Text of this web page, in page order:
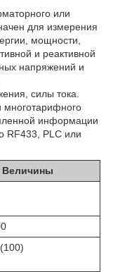
или
для измерения
мощности,
и реактивной
напряжений и
силы тока.
многотарифного
информации
RF433, PLC или
Величины